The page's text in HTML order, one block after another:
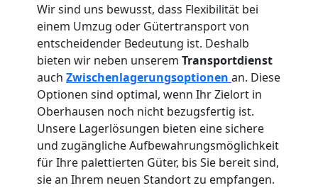
Wir sind uns bewusst, dass Flexibilität bei
einem Umzug oder Gütertransport von
entscheidender Bedeutung ist. Deshalb
bieten wir neben unserem Transportdienst
auch Zwischenlagerungsoptionen an. Diese
Optionen sind optimal, wenn Ihr Zielort in
Oberhausen noch nicht bezugsfertig ist.
Unsere Lagerlösungen bieten eine sichere
und zugängliche Aufbewahrungsmöglichkeit
für Ihre palettierten Güter, bis Sie bereit sind,
sie an Ihrem neuen Standort zu empfangen.